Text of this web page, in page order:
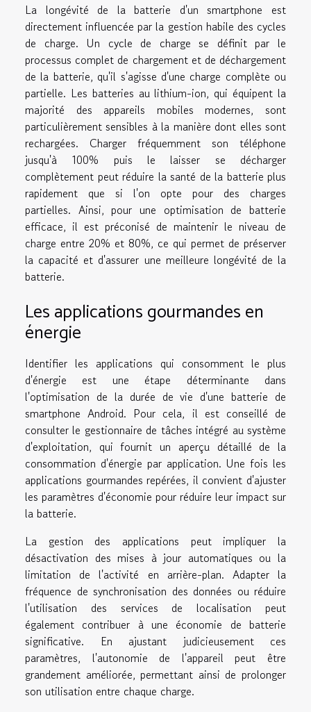
La longévité de la batterie d'un smartphone est
directement influencée par la gestion habile des cycles
de charge. Un cycle de charge se définit par le
processus complet de chargement et de déchargement
de la batterie, qu'il s'agisse d'une charge complète ou
partielle. Les batteries au lithium-ion, qui équipent la
majorité des appareils mobiles modernes, sont
particulièrement sensibles à la manière dont elles sont
rechargées. Charger fréquemment son téléphone
jusqu'à 100% puis le laisser se décharger
complètement peut réduire la santé de la batterie plus
rapidement que si l'on opte pour des charges
partielles. Ainsi, pour une optimisation de batterie
efficace, il est préconisé de maintenir le niveau de
charge entre 20% et 80%, ce qui permet de préserver
la capacité et d'assurer une meilleure longévité de la
batterie.
Les applications gourmandes en
énergie
Identifier les applications qui consomment le plus
d'énergie est une étape déterminante dans
l'optimisation de la durée de vie d'une batterie de
smartphone Android. Pour cela, il est conseillé de
consulter le gestionnaire de tâches intégré au système
d'exploitation, qui fournit un aperçu détaillé de la
consommation d'énergie par application. Une fois les
applications gourmandes repérées, il convient d'ajuster
les paramètres d'économie pour réduire leur impact sur
la batterie.
La gestion des applications peut impliquer la
désactivation des mises à jour automatiques ou la
limitation de l'activité en arrière-plan. Adapter la
fréquence de synchronisation des données ou réduire
l'utilisation des services de localisation peut
également contribuer à une économie de batterie
significative. En ajustant judicieusement ces
paramètres, l'autonomie de l'appareil peut être
grandement améliorée, permettant ainsi de prolonger
son utilisation entre chaque charge.